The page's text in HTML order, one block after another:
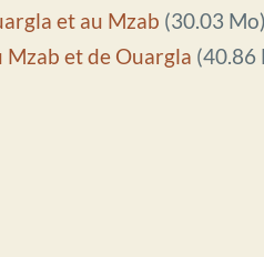
et au Mzab (30.03 Mo)
Mzab et de Ouargla (40.86